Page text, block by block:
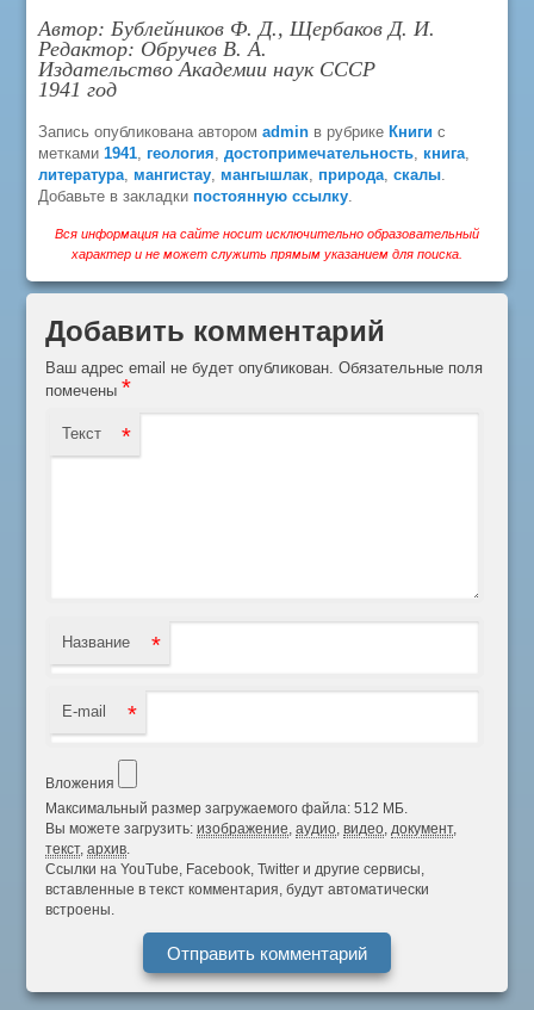
Автор: Бублейников Ф. Д., Щербаков Д. И.
Редактор: Обручев В. А.
Издательство Академии наук СССР
1941 год
Запись опубликована авторомadmin в рубрике Книги с
метками1941, геология,достопримечательность, книга,
литература, мангистау, мангышлак, природа,скалы.
Добавьте в закладки постоянную ссылку.
Вся информация на сайте носит исключительно образовательный
характер и не может служить прямым указанием для поиска.
Добавить комментарий
Ваш адрес email не будет опубликован. Обязательные поля
помечены *
Текст *
Название *
E-mail *
Вложения
Максимальный размер загружаемого файла: 512 МБ.
Вы можете загрузить:изображение,аудио,видео,документ,
текст,архив.
Ссылки на YouTube, Facebook, Twitter и другие сервисы,
вставленные в текст комментария, будут автоматически
встроены.